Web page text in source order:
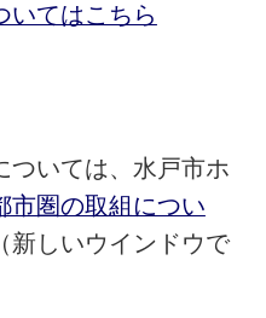
いてはこちら
ついては、水戸市ホ
市圏の取組につい
新しいウインドウで